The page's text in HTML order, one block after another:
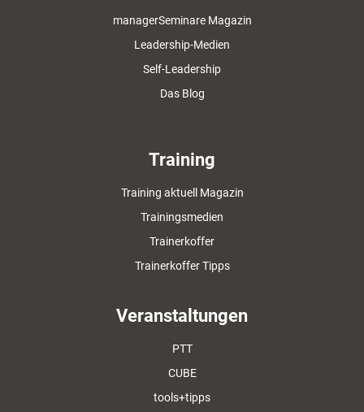
managerSeminare Magazin
Leadership-Medien
Self-Leadership
Das Blog
Training
Training aktuell Magazin
Trainingsmedien
Trainerkoffer
Trainerkoffer Tipps
Veranstaltungen
PTT
CUBE
tools+tipps